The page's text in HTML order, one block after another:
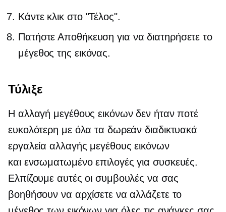
Κάντε κλικ στο "Τέλος".
Πατήστε Αποθήκευση για να διατηρήσετε το
μέγεθος της εικόνας.
Τύλιξε
Η αλλαγή μεγέθους εικόνων δεν ήταν ποτέ
ευκολότερη με όλα τα δωρεάν διαδικτυακά
εργαλεία αλλαγής μεγέθους εικόνων
και ενσωματωμένοεπιλογές για συσκευές.
Ελπίζουμε αυτές οι συμβουλές να σας
βοηθήσουν να αρχίσετε να αλλάζετε το